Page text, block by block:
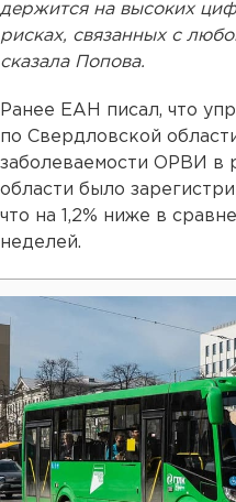
держится на высоких
рисках, связанных с
сказала Попова.
Ранее ЕАН писал, что
по Свердловской
заболеваемости ОРВИ в
области было
что на 1,2% ниже в
неделей.